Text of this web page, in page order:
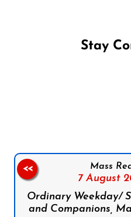
Stay
Mass
7 August
Ordinary Weekday/
and Companions,
<<